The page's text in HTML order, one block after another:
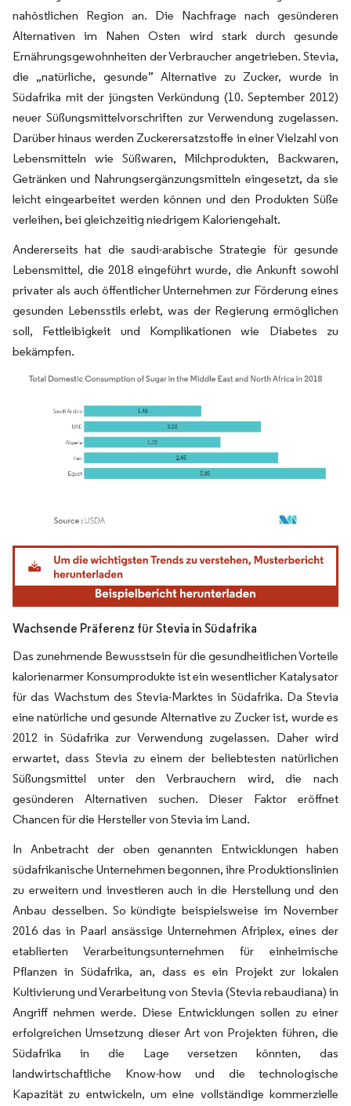
nahöstlichen Region an. Die Nachfrage nach gesünderen
Alternativen im Nahen Osten wird stark durch gesunde
Ernährungsgewohnheiten der Verbraucher angetrieben. Stevia,
die „natürliche, gesunde” Alternative zu Zucker, wurde in
Südafrika mit der jüngsten Verkündung (10. September 2012)
neuer Süßungsmittelvorschriften zur Verwendung zugelassen.
Darüber hinaus werden Zuckerersatzstoffe in einer Vielzahl von
Lebensmitteln wie Süßwaren, Milchprodukten, Backwaren,
Getränken und Nahrungsergänzungsmitteln eingesetzt, da sie
leicht eingearbeitet werden können und den Produkten Süße
verleihen, bei gleichzeitig niedrigem Kaloriengehalt.
Andererseits hat die saudi-arabische Strategie für gesunde
Lebensmittel, die 2018 eingeführt wurde, die Ankunft sowohl
privater als auch öffentlicher Unternehmen zur Förderung eines
gesunden Lebensstils erlebt, was der Regierung ermöglichen
soll, Fettleibigkeit und Komplikationen wie Diabetes zu
bekämpfen.
Bild © Mordor Intelligence. Wiederverwendung erfordert Namensnennung gemäß
Wachsende Präferenz für Stevia in Südafrika
Das zunehmende Bewusstsein für die gesundheitlichen Vorteile
kalorienarmer Konsumprodukte ist ein wesentlicher Katalysator
für das Wachstum des Stevia-Marktes in Südafrika. Da Stevia
eine natürliche und gesunde Alternative zu Zucker ist, wurde es
2012 in Südafrika zur Verwendung zugelassen. Daher wird
erwartet, dass Stevia zu einem der beliebtesten natürlichen
Süßungsmittel unter den Verbrauchern wird, die nach
gesünderen Alternativen suchen. Dieser Faktor eröffnet
Chancen für die Hersteller von Stevia im Land.
In Anbetracht der oben genannten Entwicklungen haben
südafrikanische Unternehmen begonnen, ihre Produktionslinien
zu erweitern und investieren auch in die Herstellung und den
Anbau desselben. So kündigte beispielsweise im November
2016 das in Paarl ansässige Unternehmen Afriplex, eines der
etablierten Verarbeitungsunternehmen für einheimische
Pflanzen in Südafrika, an, dass es ein Projekt zur lokalen
Kultivierung und Verarbeitung von Stevia (Stevia rebaudiana) in
Angriff nehmen werde. Diese Entwicklungen sollen zu einer
erfolgreichen Umsetzung dieser Art von Projekten führen, die
Südafrika in die Lage versetzen könnten, das
landwirtschaftliche Know-how und die technologische
Kapazität zu entwickeln, um eine vollständige kommerzielle